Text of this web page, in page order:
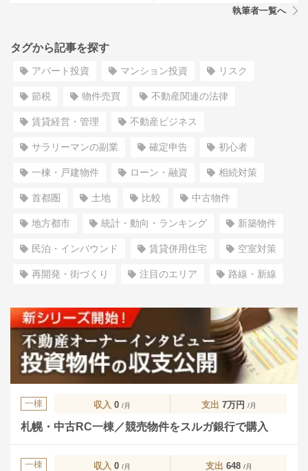
執筆者一覧へ
タグから記事を探す
アパート投資 マンション投資 リスク
節税 物件売買 不動産関連の法律
賃貸経営・管理 不動産ビジネス
サラリーマンの副業 確定申告 初心者
一棟・戸建物件 ローン・融資 相続対策
首都圏 土地 比較 中古物件
地方都市 統計・動向・ランキング 新築物件
民泊・インバウンド 賃貸併用住宅 空室対策
再開発・街づくり 注目のエリア 路線・新線
一棟 収入 0 /月 支出 7万円 /月
札幌・中古RC一棟／競売物件をスルガ銀行で購入
一棟 収入 0 /月 支出 648 /月